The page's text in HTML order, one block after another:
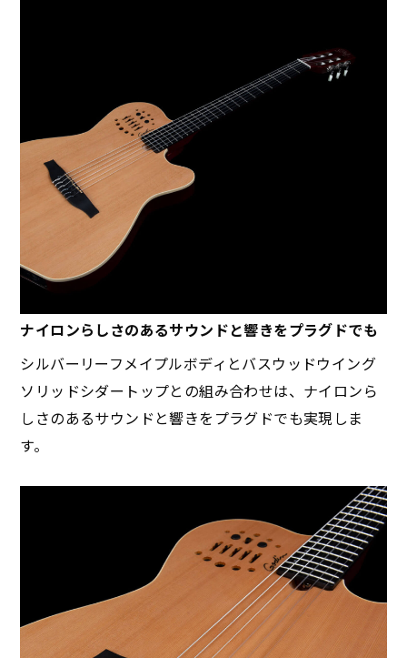
ナイロンらしさのあるサウンドと響きをプラグドでも
シルバーリーフメイプルボディとバスウッドウイング
ソリッドシダートップとの組み合わせは、ナイロンら
しさのあるサウンドと響きをプラグドでも実現しま
す。